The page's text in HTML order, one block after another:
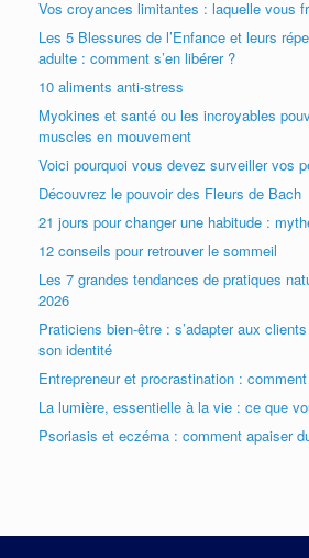
Vos croyances limitantes : laquelle vous
Les 5 Blessures de l’Enfance et leurs
adulte : comment s’en libérer ?
10 aliments anti-stress
Myokines et santé ou les incroyables
muscles en mouvement
Voici pourquoi vous devez surveiller vos
Découvrez le pouvoir des Fleurs de Bach
21 jours pour changer une habitude :
12 conseils pour retrouver le sommeil
Les 7 grandes tendances de pratiques
2026
Praticiens bien-être : s’adapter aux
son identité
Entrepreneur et procrastination :
La lumière, essentielle à la vie : ce que
Psoriasis et eczéma : comment apaiser